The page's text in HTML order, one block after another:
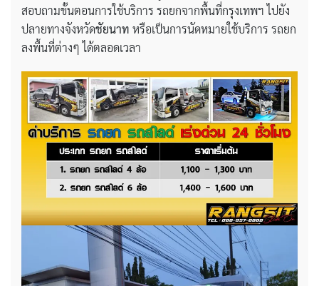
สอบถามขั้นตอนการใช้บริการ รถยกจากพื้นที่กรุงเทพฯ ไปยัง
ปลายทางจังหวัดชัยนาท หรือเป็นการนัดหมายใช้บริการ รถยก
ลงพื้นที่ต่างๆ ได้ตลอดเวลา